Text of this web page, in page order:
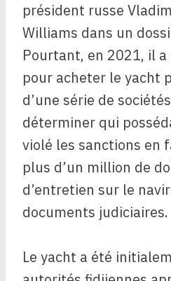
président russe
Williams dans un
Pourtant, en 2021, il
pour acheter le yacht
d’une série de
déterminer qui
violé les sanctions en
plus d’un million de
d’entretien sur le
documents judiciaires.
Le yacht a été